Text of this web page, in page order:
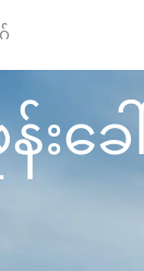
းခ